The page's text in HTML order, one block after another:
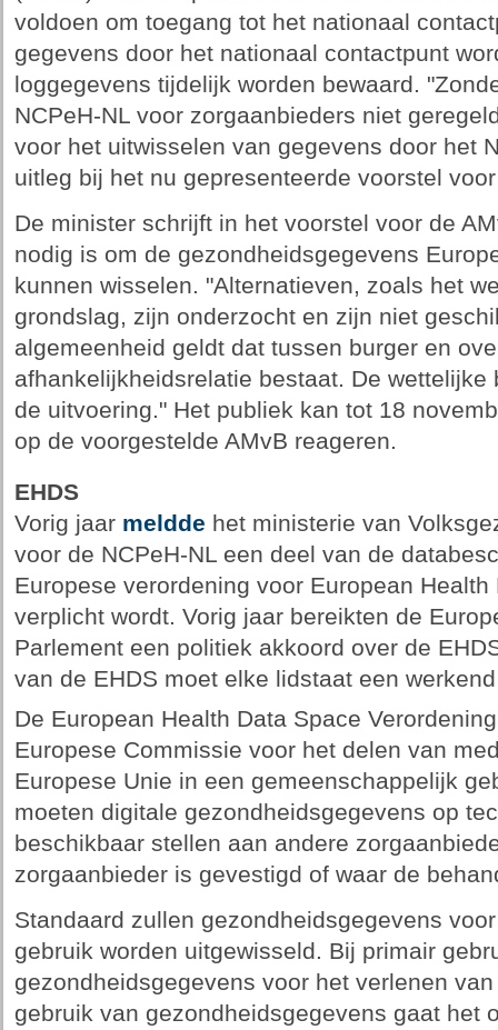
voldoen om toegang tot het nationaal
gegevens door het nationaal contactpunt
loggegevens tijdelijk worden bewaard.
NCPeH-NL voor zorgaanbieders niet
voor het uitwisselen van gegevens door het
uitleg bij het nu gepresenteerde voorstel
De minister schrijft in het voorstel voor de
nodig is om de gezondheidsgegevens
kunnen wisselen. "Alternatieven, zoals het
grondslag, zijn onderzocht en zijn niet
algemeenheid geldt dat tussen burger en
afhankelijkheidsrelatie bestaat. De
de uitvoering." Het publiek kan tot 18
op de voorgestelde AMvB reageren.
EHDS
Vorig jaar meldde het ministerie van
voor de NCPeH-NL een deel van de
Europese verordening voor European
verplicht wordt. Vorig jaar bereikten de
Parlement een politiek akkoord over de
van de EHDS moet elke lidstaat een
De European Health Data Space
Europese Commissie voor het delen van
Europese Unie in een gemeenschappelijk
moeten digitale gezondheidsgegevens op
beschikbaar stellen aan andere
zorgaanbieder is gevestigd of waar de
Standaard zullen gezondheidsgegevens
gebruik worden uitgewisseld. Bij primair
gezondheidsgegevens voor het verlenen
gebruik van gezondheidsgegevens gaat het